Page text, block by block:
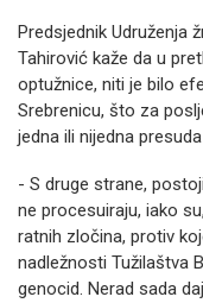
Predsjednik Udruženja
Tahirović kaže da u
optužnice, niti je bilo
Srebrenicu, što za
jedna ili nijedna
- S druge strane,
ne procesuiraju, iako
ratnih zločina, protiv
nadležnosti Tužilaštva
genocid. Nerad sada